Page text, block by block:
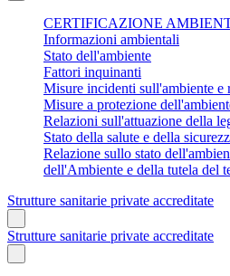
CERTIFICAZIONE
Informazioni ambientali
Stato dell'ambiente
Fattori inquinanti
Misure incidenti sull'ambiente e
Misure a protezione
Relazioni sull'attuazione della
Stato della salute e della
Relazione sullo stato
dell'Ambiente e della tutela del
Strutture sanitarie private accreditate
Strutture sanitarie private accreditate